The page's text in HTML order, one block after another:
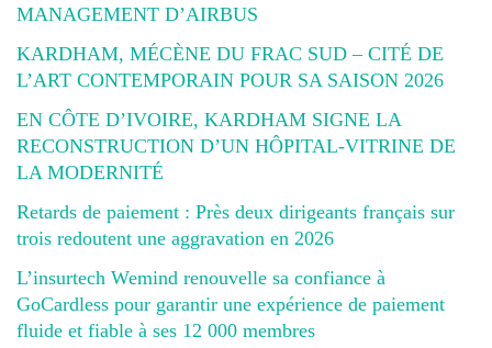
MANAGEMENT D’AIRBUS
KARDHAM, MÉCÈNE DU FRAC SUD – CITÉ DE
L’ART CONTEMPORAIN POUR SA SAISON 2026
EN CÔTE D’IVOIRE, KARDHAM SIGNE LA
RECONSTRUCTION D’UN HÔPITAL-VITRINE DE
LA MODERNITÉ
Retards de paiement : Près deux dirigeants français sur
trois redoutent une aggravation en 2026
L’insurtech Wemind renouvelle sa confiance à
GoCardless pour garantir une expérience de paiement
fluide et fiable à ses 12 000 membres